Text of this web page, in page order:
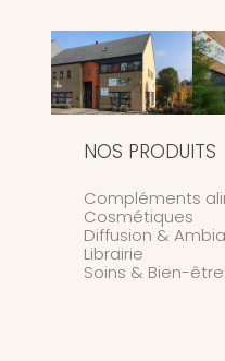
NOS PRODUITS
Compléments
Cosmétiques
Diffusion &
Librairie
Soins & Bien-être